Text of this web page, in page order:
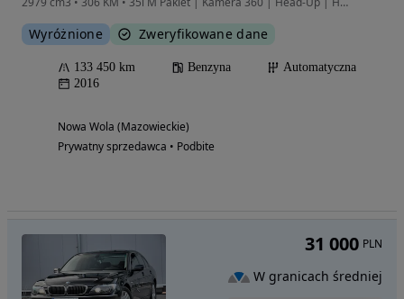
Wyróżnione Zweryfikowane dane
133 450 km Benzyna
Automatyczna
2016
Nowa Wola (Mazowieckie)
Prywatny sprzedawca • Podbite
31 000 PLN
W granicach średniej